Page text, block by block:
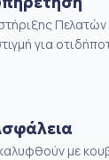
Πελατών
για
με